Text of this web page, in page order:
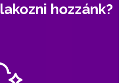
hozzánk?